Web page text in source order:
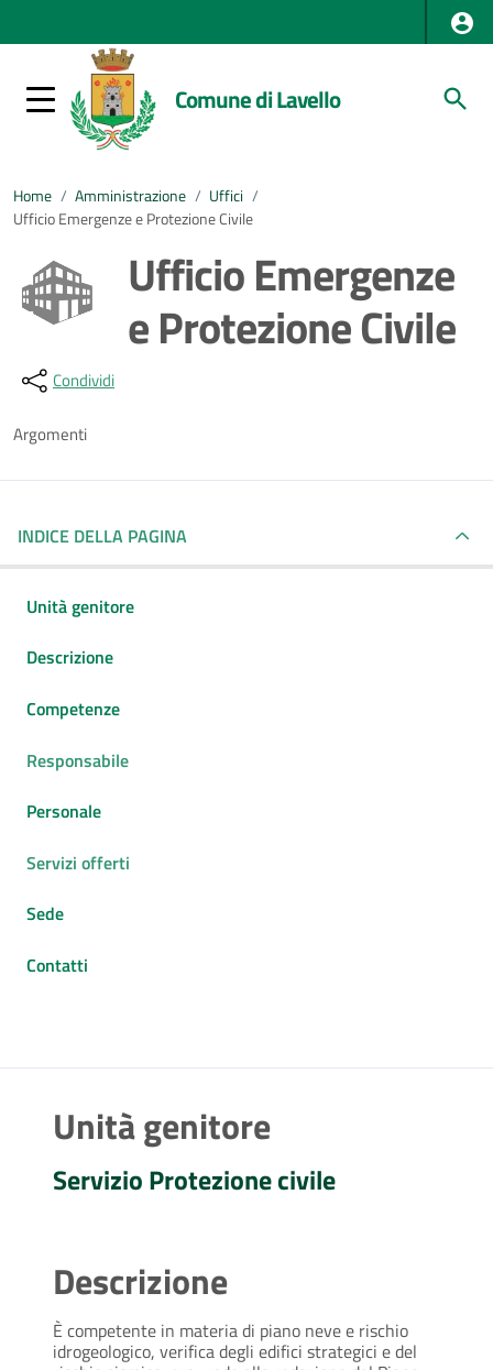
Comune di Lavello
Home / Amministrazione / Uffici /
Ufficio Emergenze e Protezione Civile
Ufficio Emergenze
e Protezione Civile
Condividi
Argomenti
INDICE DELLA PAGINA
Unità genitore
Descrizione
Competenze
Responsabile
Personale
Servizi offerti
Sede
Contatti
Unità genitore
Servizio Protezione civile
Descrizione
È competente in materia di piano neve e rischio
idrogeologico, verifica degli edifici strategici e del